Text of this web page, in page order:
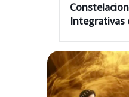
Integrativas